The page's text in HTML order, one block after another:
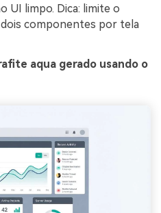
UI limpo. Dica: limite o
componentes por tela
aqua gerado usando o